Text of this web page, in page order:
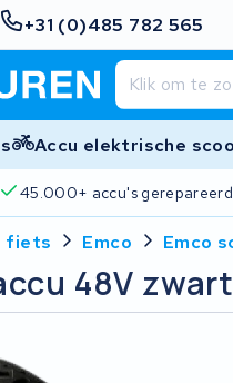
+31 (0)485 782 565
Accu elektrische
45.000+ accu's
fiets Emco Emco
48V zwart